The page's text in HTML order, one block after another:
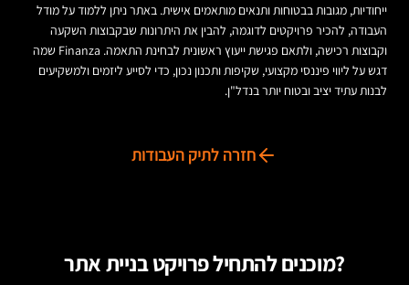
ייחודיות, מגובות בבטוחות ותנאים מותאמים אישית. באתר ניתן ללמוד על מודל
העבודה, להכיר פרויקטים לדוגמה, להבין את היתרונות שבקבוצות השקעה
וקבוצות רכישה, ולתאם פגישת ייעוץ ראשונית לבחינת התאמה. Finanza שמה
דגש על ליווי פיננסי מקצועי, שקיפות ותכנון נכון, כדי לסייע ליזמים ולמשקיעים
לבנות עתיד יציב ובטוח יותר בנדל"ן.
חזרה לתיק העבודות
מוכנים להתחיל פרויקט בניית אתר?